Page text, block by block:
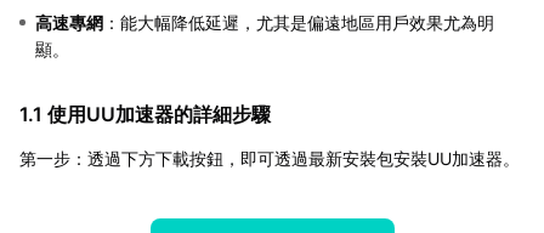
高速專網 ：能大幅降低延遲，尤其是偏遠地區用戶效果尤為明
顯。
1.1 使用UU加速器的詳細步驟
第一步：透過下方下載按鈕，即可透過最新安裝包安裝UU加速器。